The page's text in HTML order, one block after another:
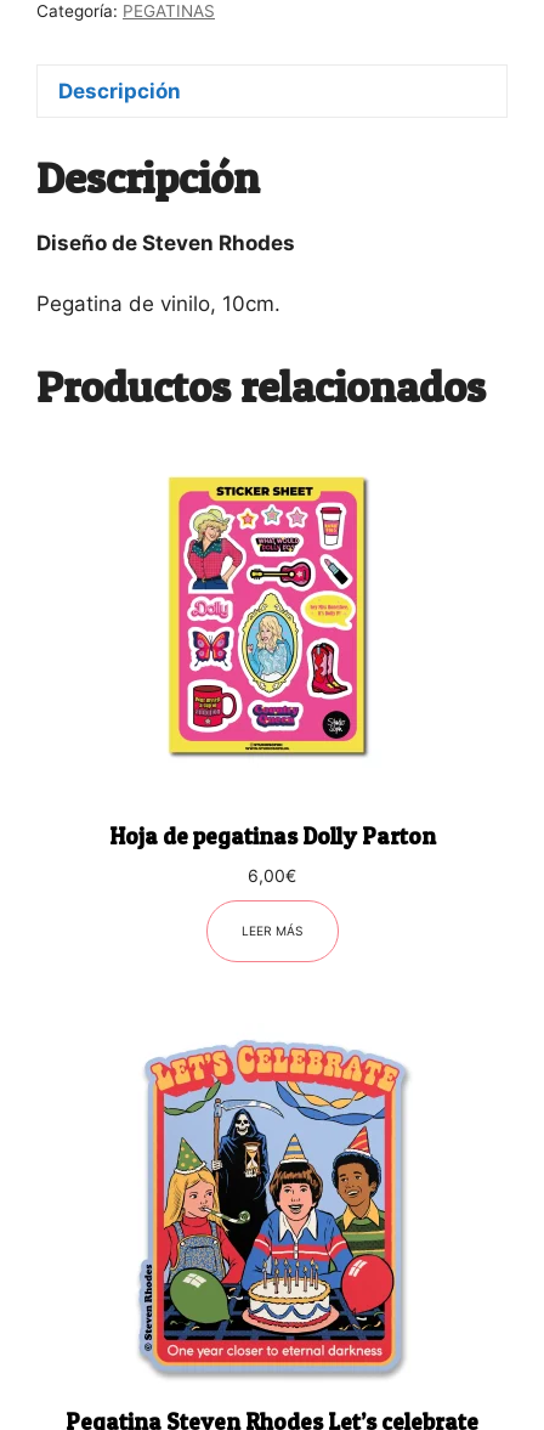
Categoría: PEGATINAS
Descripción
Descripción
Diseño de Steven Rhodes
Pegatina de vinilo, 10cm.
Productos relacionados
Hoja de pegatinas Dolly Parton
6,00€
LEER MÁS
Pegatina Steven Rhodes Let’s celebrate